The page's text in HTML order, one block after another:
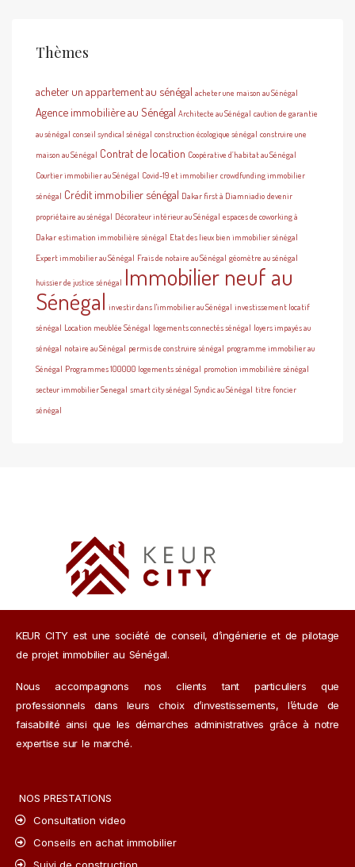
Thèmes
acheter un appartement au sénégal acheter une maison au Sénégal
Agence immobilière au Sénégal Architecte au Sénégal caution de garantie
au sénégal conseil syndical sénégal construction écologique sénégal construire une
maison au Sénégal Contrat de location Coopérative d’habitat au Sénégal
Courtier immobilier au Sénégal Covid-19 et immobilier crowdfunding immobilier
sénégal Crédit immobilier sénégal Dakar first à Diamniadio devenir
propriétaire au sénégal Décorateur intérieur au Sénégal espaces de coworking à
Dakar estimation immobilière sénégal Etat des lieux bien immobilier sénégal
Expert immobilier au Sénégal Frais de notaire au Sénégal géomètre au sénégal
huissier de justice sénégal Immobilier neuf au
Sénégal investir dans l'immobilier au Sénégal investissement locatif
sénégal Location meublée Sénégal logements connectés sénégal loyers impayés au
sénégal notaire au Sénégal permis de construire sénégal programme immobilier au
Sénégal Programmes 100000 logements sénégal promotion immobilière sénégal
secteur immobilier Senegal smart city sénégal Syndic au Sénégal titre foncier
sénégal
KEUR CITY est une société de conseil, d’ingénierie et de pilotage
de projet immobilier au Sénégal.
Nous accompagnons nos clients tant particuliers que
professionnels dans leurs choix d’investissements, l’étude de
faisabilité ainsi que les démarches administratives grâce à notre
expertise sur le marché.
NOS PRESTATIONS
Consultation video
Conseils en achat immobilier